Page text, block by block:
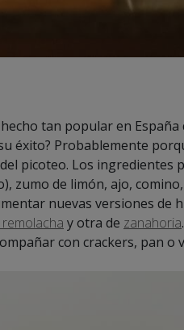
tan popular en España
éxito? Probablemente
picoteo. Los ingredientes
zumo de limón, ajo,
nuevas versiones de
y otra de zanahoria
con crackers, pan o